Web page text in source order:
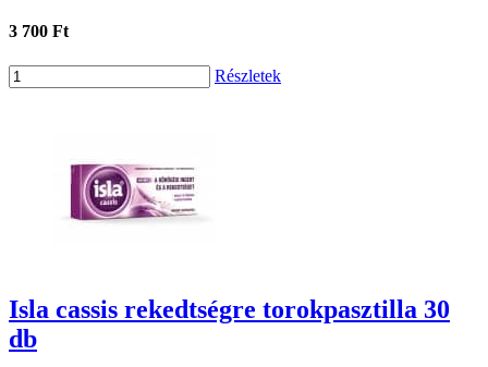
3 700 Ft
Részletek
Isla cassis rekedtségre torokpasztilla 30
db